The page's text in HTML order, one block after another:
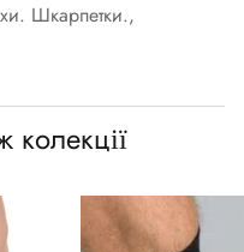
Шкарпетки.,
колекції